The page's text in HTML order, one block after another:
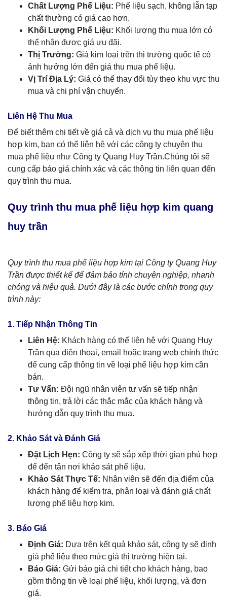
Chất Lượng Phế Liệu: Phế liệu sạch, không lẫn tạp
chất thường có giá cao hơn.
Khối Lượng Phế Liệu: Khối lượng thu mua lớn có
thể nhận được giá ưu đãi.
Thị Trường: Giá kim loại trên thị trường quốc tế có
ảnh hưởng lớn đến giá thu mua phế liệu.
Vị Trí Địa Lý: Giá có thể thay đổi tùy theo khu vực thu
mua và chi phí vận chuyển.
Liên Hệ Thu Mua
Để biết thêm chi tiết về giá cả và dịch vụ thu mua phế liệu
hợp kim, bạn có thể liên hệ với các công ty chuyên thu
mua phế liệu như Công ty Quang Huy Trần.Chúng tôi sẽ
cung cấp báo giá chính xác và các thông tin liên quan đến
quy trình thu mua.
Quy trình thu mua phế liệu hợp kim quang
huy trần
Quy trình thu mua phế liệu hợp kim tại Công ty Quang Huy
Trần được thiết kế để đảm bảo tính chuyên nghiệp, nhanh
chóng và hiệu quả. Dưới đây là các bước chính trong quy
trình này:
1. Tiếp Nhận Thông Tin
Liên Hệ: Khách hàng có thể liên hệ với Quang Huy
Trần qua điện thoại, email hoặc trang web chính thức
để cung cấp thông tin về loại phế liệu hợp kim cần
bán.
Tư Vấn: Đội ngũ nhân viên tư vấn sẽ tiếp nhận
thông tin, trả lời các thắc mắc của khách hàng và
hướng dẫn quy trình thu mua.
2. Khảo Sát và Đánh Giá
Đặt Lịch Hẹn: Công ty sẽ sắp xếp thời gian phù hợp
để đến tận nơi khảo sát phế liệu.
Khảo Sát Thực Tế: Nhân viên sẽ đến địa điểm của
khách hàng để kiểm tra, phân loại và đánh giá chất
lượng phế liệu hợp kim.
3. Báo Giá
Định Giá: Dựa trên kết quả khảo sát, công ty sẽ định
giá phế liệu theo mức giá thị trường hiện tại.
Báo Giá: Gửi báo giá chi tiết cho khách hàng, bao
gồm thông tin về loại phế liệu, khối lượng, và đơn
giá.